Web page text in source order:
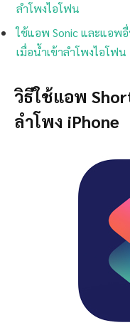
ลำโพงไอโฟน
ใช้แอพ Sonic และแอพ
เมื่อน้ำเข้าลำโพงไอโฟน
วิธีใช้แอพ
ลำโพง iPhone